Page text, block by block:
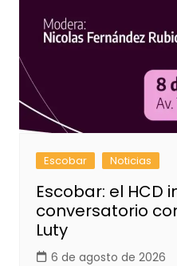
Escobar Noticias
Escobar: el HCD
conversatorio
Luty
6 de agosto de 2026